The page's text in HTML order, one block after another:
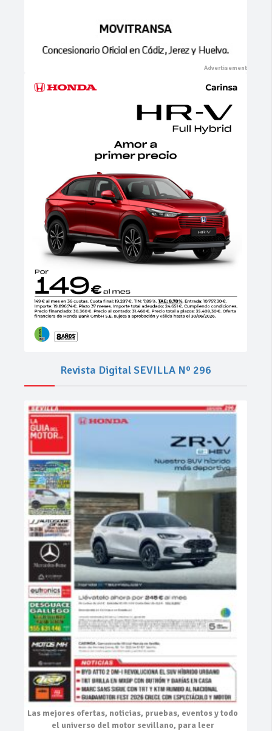
Revista Digital SEVILLA Nº 296
Las mejores ofertas, noticias, pruebas, eventosy todo
el universo del motor sevillano, para leer